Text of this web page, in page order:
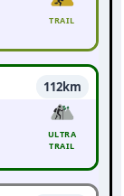
TRAIL
112km
ULTRA
TRAIL